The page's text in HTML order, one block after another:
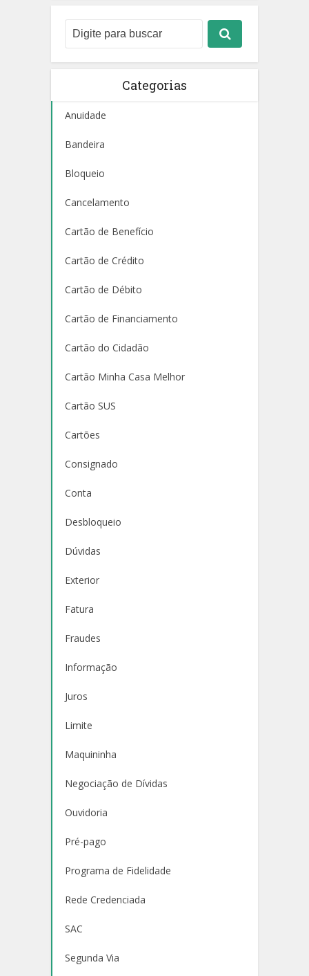
Categorias
Anuidade
Bandeira
Bloqueio
Cancelamento
Cartão de Benefício
Cartão de Crédito
Cartão de Débito
Cartão de Financiamento
Cartão do Cidadão
Cartão Minha Casa Melhor
Cartão SUS
Cartões
Consignado
Conta
Desbloqueio
Dúvidas
Exterior
Fatura
Fraudes
Informação
Juros
Limite
Maquininha
Negociação de Dívidas
Ouvidoria
Pré-pago
Programa de Fidelidade
Rede Credenciada
SAC
Segunda Via